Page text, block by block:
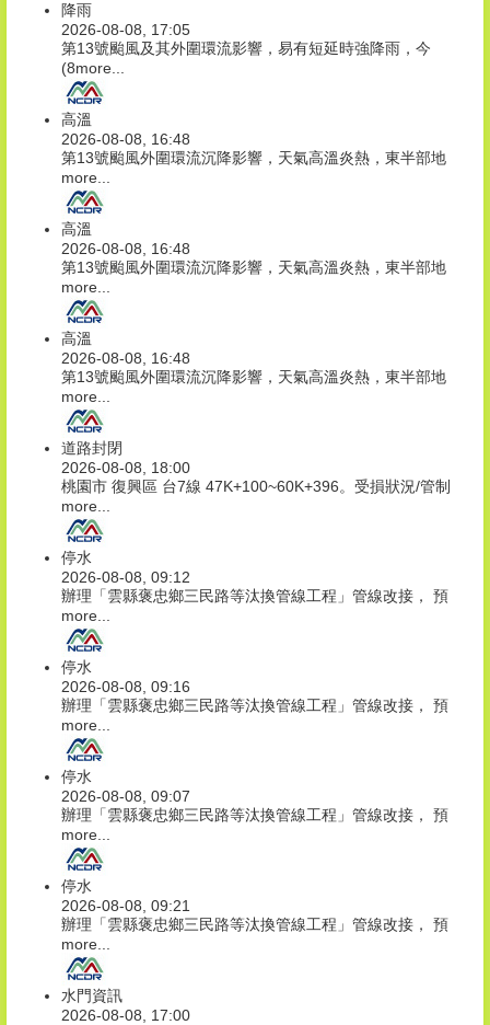
降雨
2026-08-08, 17:05
第13號颱風及其外圍環流影響，易有短延時強降雨，今
(8more...
高溫
2026-08-08, 16:48
第13號颱風外圍環流沉降影響，天氣高溫炎熱，東半部地
more...
高溫
2026-08-08, 16:48
第13號颱風外圍環流沉降影響，天氣高溫炎熱，東半部地
more...
高溫
2026-08-08, 16:48
第13號颱風外圍環流沉降影響，天氣高溫炎熱，東半部地
more...
道路封閉
2026-08-08, 18:00
桃園市 復興區 台7線 47K+100~60K+396。受損狀況/管制
more...
停水
2026-08-08, 09:12
辦理「雲縣褒忠鄉三民路等汰換管線工程」管線改接， 預
more...
停水
2026-08-08, 09:16
辦理「雲縣褒忠鄉三民路等汰換管線工程」管線改接， 預
more...
停水
2026-08-08, 09:07
辦理「雲縣褒忠鄉三民路等汰換管線工程」管線改接， 預
more...
停水
2026-08-08, 09:21
辦理「雲縣褒忠鄉三民路等汰換管線工程」管線改接， 預
more...
水門資訊
2026-08-08, 17:00